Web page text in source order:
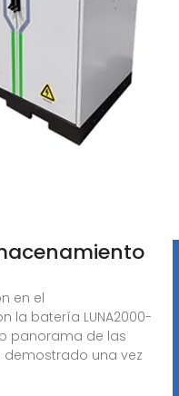
en el
la batería LUNA2000-
panorama de las
demostrado una vez